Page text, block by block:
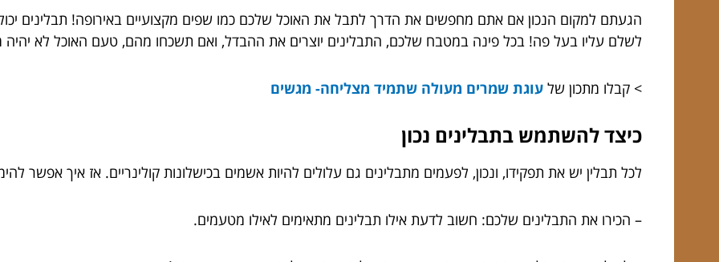
הגעתם למקום הנכון אם אתם מחפשים את הדרך לתבל את האוכל שלכם כמו שפים מקצועיים באירופה! תבלינים
לשלם עליו בעל פה! בכל פינה במטבח שלכם, התבלינים יוצרים את ההבדל, ואם תשכחו מהם, טעם האוכל לא יהיה
> קבלו מתכון של עוגת שמרים מעולה שתמיד מצליחה- מגשים
כיצד להשתמש בתבלינים נכון
לכל תבלין יש את תפקידו, ונכון, לפעמים מתבלינים גם עלולים להיות אשמים בכישלונות קולינריים. אז איך
– הכירו את התבלינים שלכם: חשוב לדעת אילו תבלינים מתאימים לאילו מטעמים.